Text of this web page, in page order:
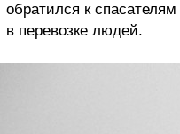
обратился к
в перевозке людей.